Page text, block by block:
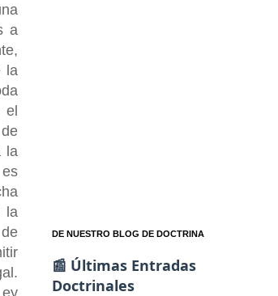
a
la
el
la
la
DE NUESTRO BLOG DE DOCTRINA
📰 Últimas Entradas
Doctrinales